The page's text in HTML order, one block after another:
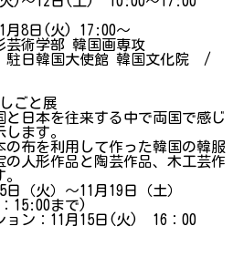
11月8日(火) 17:00～
術学部 韓国画専攻
日韓国大使館 韓国文化院 /
ごと展
と日本を往来する中で両国で感じ
ます。
布を利用して作った韓国の韓服
の人形作品と陶芸作品、木工芸作
（火）～11月19日（土）
15:00まで)
ョン：11月15日(火) 16：00